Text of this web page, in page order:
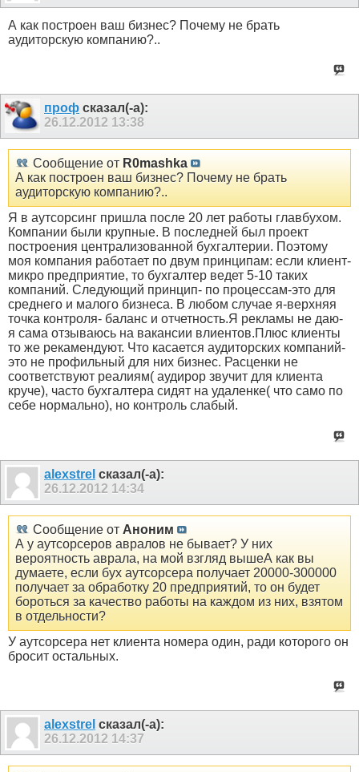
А как построен ваш бизнес? Почему не брать
аудиторскую компанию?..
проф сказал(-а):
26.12.2012 13:38
Сообщение от R0mashka
А как построен ваш бизнес? Почему не брать
аудиторскую компанию?..
Я в аутсорсинг пришла после 20 лет работы главбухом.
Компании были крупные. В последней был проект
построения централизованной бухгалтерии. Поэтому
моя компания работает по двум принципам: если клиент-
микро предприятие, то бухгалтер ведет 5-10 таких
компаний. Следующий принцип- по процессам-это для
среднего и малого бизнеса. В любом случае я-верхняя
точка контроля- баланс и отчетность.Я рекламы не даю-
я сама отзываюсь на вакансии влиентов.Плюс клиенты
то же рекамендуют. Что касается аудиторских компаний-
это не профильный для них бизнес. Расценки не
соответствуют реалиям( аудирор звучит для клиента
круче), часто бухгалтера сидят на удаленке( что само по
себе нормально), но контроль слабый.
alexstrel сказал(-а):
26.12.2012 14:34
Сообщение от Аноним
А у аутсорсеров авралов не бывает? У них
вероятность аврала, на мой взгляд вышеА как вы
думаете, если бух аутсорсера получает 20000-300000
получает за обработку 20 предприятий, то он будет
бороться за качество работы на каждом из них, взятом
в отдельности?
У аутсорсера нет клиента номера один, ради которого он
бросит остальных.
alexstrel сказал(-а):
26.12.2012 14:37